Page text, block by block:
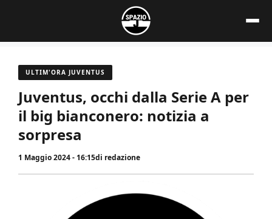
contenuto
ULTIM'ORA JUVENTUS
Juventus, occhi dalla Serie A per
il big bianconero: notizia a
sorpresa
1 Maggio 2024 - 16:15di redazione